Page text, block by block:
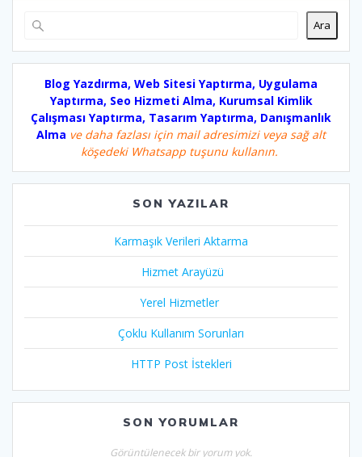
Ara
Blog Yazdırma, Web Sitesi Yaptırma, Uygulama
Yaptırma, Seo Hizmeti Alma, Kurumsal Kimlik
Çalışması Yaptırma, Tasarım Yaptırma, Danışmanlık
Alma ve daha fazlası için mail adresimizi veya sağ alt
köşedeki Whatsapp tuşunu kullanın.
SON YAZILAR
Karmaşık Verileri Aktarma
Hizmet Arayüzü
Yerel Hizmetler
Çoklu Kullanım Sorunları
HTTP Post İstekleri
SON YORUMLAR
Görüntülenecek bir yorum yok.